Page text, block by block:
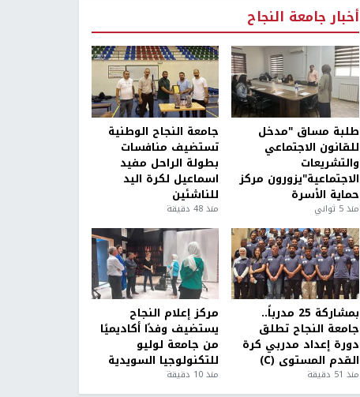
أخبار جامعة النجاح
طلبة مساق "مدخل
للقانون الاجتماعي
والتشريعات
الاجتماعية"يزورون مركز
حماية الأسرة
منذ 5 ثواني
جامعة النجاح الوطنية
تستضيف منافسات
بطولة الراحل مفيد
اسماعيل لكرة اليد
للناشئين
منذ 48 دقيقة
بمشاركة 25 مدرباً..
جامعة النجاح تطلق
دورة إعداد مدربي كرة
القدم المستوى (C)
منذ 51 دقيقة
مركز إعلام النجاح
يستضيف وفدًا أكاديميًا
من جامعة لوليو
للتكنولوجيا السويدية
منذ 10 دقيقة